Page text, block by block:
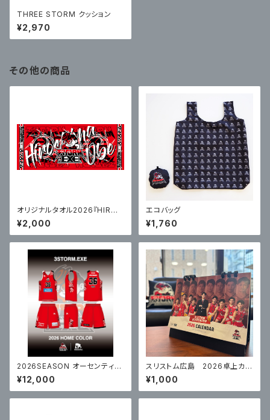
THREE STORM クッション
¥2,970
その他の商品
オリジナルタオル2026『HIROS
HIMA』×『UBE』
¥2,000
エコバッグ
¥1,760
2026SEASON オーセンティッ
クユニフォーム / RED【受注生
産】
¥12,000
スリストム広島 2026卓上カレ
ンダー
¥1,000